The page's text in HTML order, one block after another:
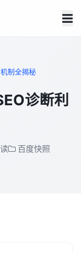
制全揭秘
诊断利
百度快照